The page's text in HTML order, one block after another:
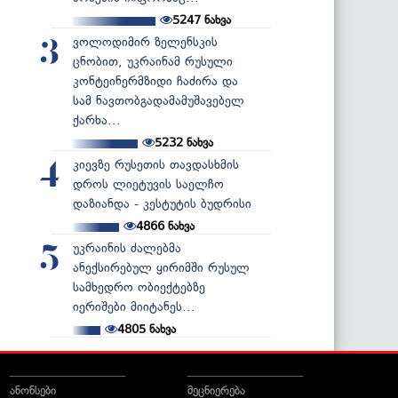
5247 ნახვა
3
ვოლოდიმირ ზელენსკის
ცნობით, უკრაინამ რუსული
კონტეინერმზიდი ჩაძირა და
სამ ნავთობგადამამუშავებელ
ქარხა...
5232ნახვა
4
კიევზე რუსეთის თავდასხმის
დროს ლიეტუვის საელჩო
დაზიანდა - კესტუტის ბუდრისი
4866ნახვა
5
უკრაინის ძალებმა
ანექსირებულ ყირიმში რუსულ
სამხედრო ობიექტებზე
იერიშები მიიტანეს...
4805 ნახვა
ანონსები მეცნიერება